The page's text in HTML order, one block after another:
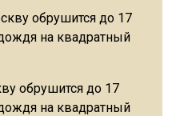
обрушится до 17
на квадратный